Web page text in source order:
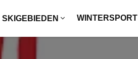
SKIGEBIEDEN